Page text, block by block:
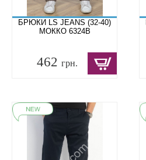
БРЮКИ LS JEANS (32-40)
МОККО 6324B
462 грн.